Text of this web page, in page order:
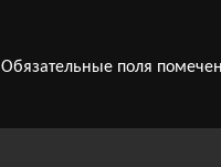
Обязательные поля